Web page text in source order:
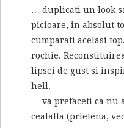
… duplicati un look
picioare, in absolut
cumparati acelasi
rochie.
lipsei de gust si
hell.
… va prefaceti ca nu
cealalta (prietena,